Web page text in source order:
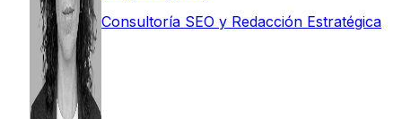
Consultoría SEO y Redacción Estratégica